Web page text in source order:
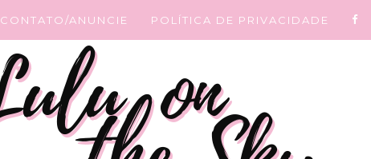
CONTATO/ANUNCIE POLÍTICA DE PRIVACIDADE